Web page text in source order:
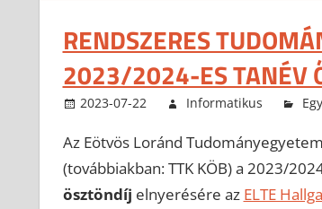
RENDSZERES
2023/2024-ES TANÉV
2023-07-22 Informatikus
Az Eötvös Loránd
(továbbiakban: TTK KÖB) a 2023/
ösztöndíj elnyerésére az ELTE